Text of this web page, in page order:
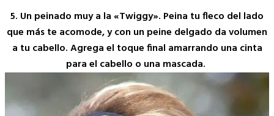
5. Un peinado muy a la «Twiggy». Peina tu fleco del lado
que más te acomode, y con un peine delgado da volumen
a tu cabello. Agrega el toque final amarrando una cinta
para el cabello o una mascada.